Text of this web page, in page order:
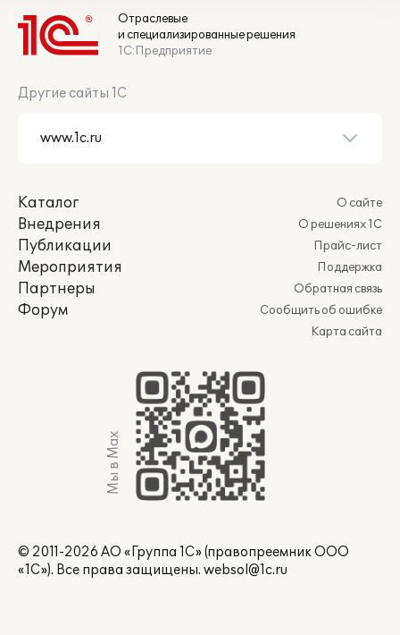
Отраслевые
и специализированные решения
1С:Предприятие
Другие сайты 1С
Каталог
Внедрения
Публикации
Мероприятия
Партнеры
Форум
О сайте
О решениях 1С
Прайс-лист
Поддержка
Обратная связь
Сообщить об ошибке
Карта сайта
Мы в Max
© 2011-2026 АО «Группа 1С» (правопреемник ООО
«1С»). Все права защищены. websol@1c.ru